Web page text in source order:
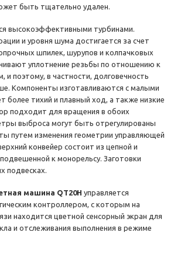
быть тщательно удален.
высокоэффективными турбинами.
и уровня шума достигается за счет
шпилек, шурупов и колпачковых
уплотнение резьбы по отношению к
и поэтому, в частности, долговечность
Компоненты изготавливаются с малыми
более тихий и плавный ход, а также низкие
подходит для вращения в обоих
выброса могут быть отрегулированы
путем изменения геометрии управляющей
конвейер состоит из цепной и
к монорельсу. Заготовки
подвесках.
машина QT20H управляется
контроллером, с которым на
находится цветной сенсорный экран для
и отслеживания выполнения в режиме